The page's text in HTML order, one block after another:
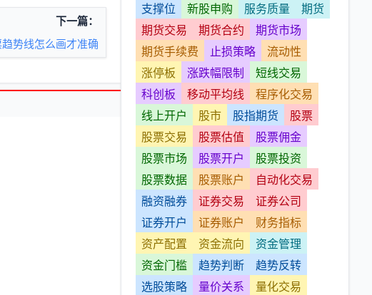
下一篇：
趋势线怎么画才准确
支撑位
新股申购 服务质量
期货
期货交易
期货合约
期货市场
期货手续费
止损策略
流动性
涨停板
涨跌幅限制
短线交易
科创板
移动平均线
程序化交易
线上开户
股市 股指期货
股票
股票交易
股票估值
股票佣金
股票市场
股票开户
股票投资
股票数据
股票账户
自动化交易
融资融券
证券交易
证券公司
证券开户
证券账户
财务指标
资产配置
资金流向
资金管理
资金门槛
趋势判断
趋势反转
选股策略
量价关系 量化交易